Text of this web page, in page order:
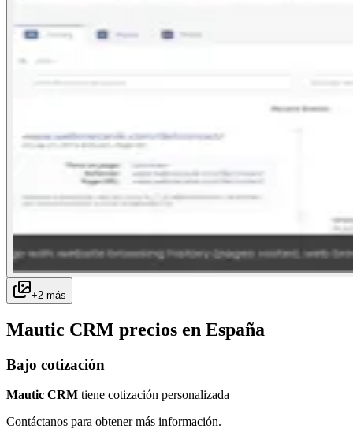
+2 más
Mautic CRM precios en España
Bajo cotización
Mautic CRM tiene cotización personalizada
Contáctanos para obtener más información.